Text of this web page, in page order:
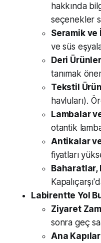
hakkında
seçenekler
Seramik
ve süs
Deri
tanımak
Tekstil
havluları).
Lambalar
otantik
Antikalar
fiyatları
Baharatlar,
Labirentte Yol
Ziyaret
sonra geç
Ana